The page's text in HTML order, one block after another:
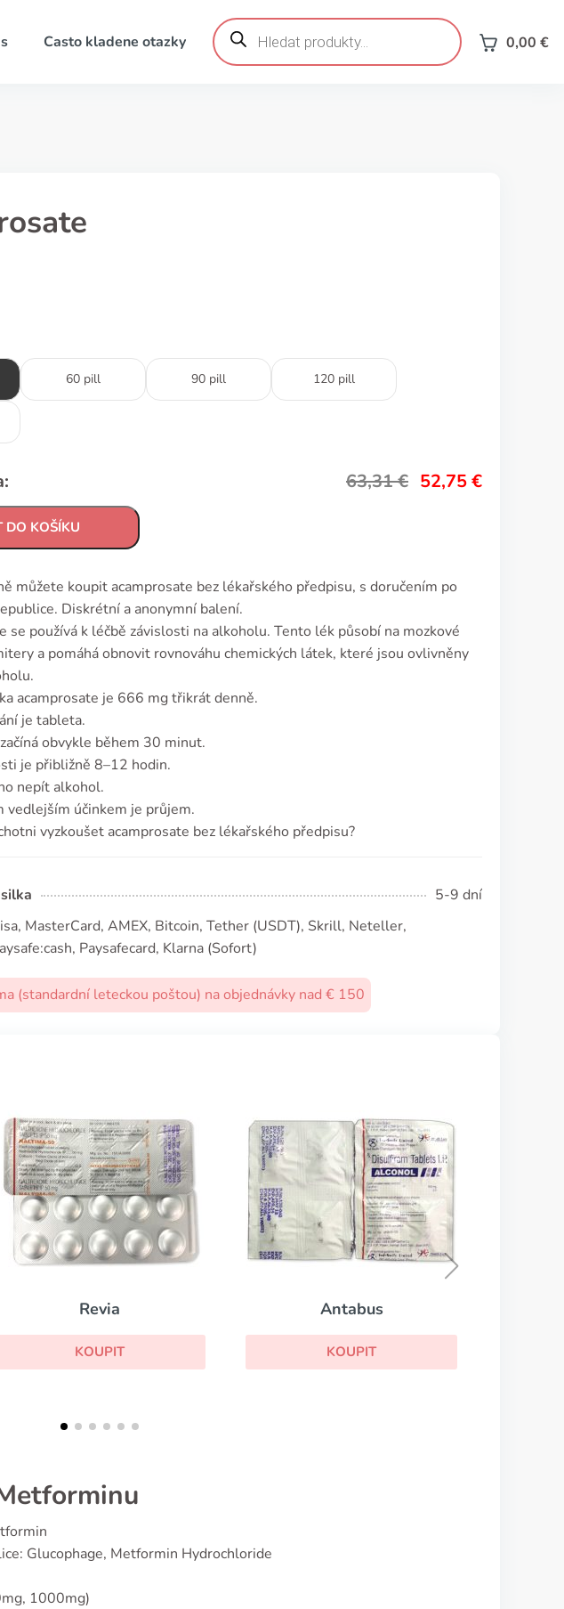
Casto kladene otazky
Products
search 0,00 €
60 pill 90 pill 120 pill
63,31€ 52,75€
DO KOŠÍKU
můžete koupit acamprosate bez lékařského předpisu, s doručením po
Diskrétní a anonymní balení.
se používá k léčbě závislosti na alkoholu. Tento lék působí na mozkové
a pomáhá obnovit rovnováhu chemických látek, které jsou ovlivněny
acamprosate je 666 mg třikrát denně.
je tableta.
obvykle během 30 minut.
je přibližně 8–12 hodin.
nepít alkohol.
vedlejším účinkem je průjem.
vyzkoušet acamprosate bez lékařského předpisu?
5-9 dní
MasterCard, AMEX, Bitcoin, Tether (USDТ), Skrill, Neteller,
Paysafecard, Klarna (Sofort)
(standardní leteckou poštou) na objednávky nad € 150
Antabus
KOUPIT
Disulfiram
Glucophage, Metformin Hydrochloride
1000mg)